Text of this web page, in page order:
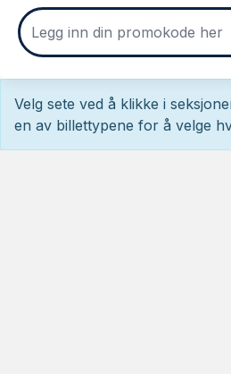
Velg sete ved å klikke i
en av billettypene for å velge